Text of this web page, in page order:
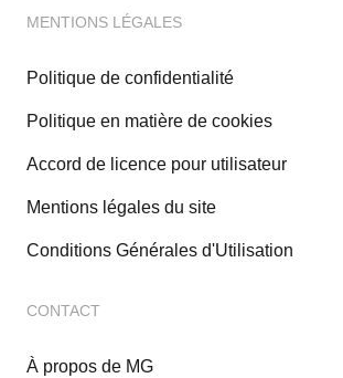
MENTIONS LÉGALES
Politique de confidentialité
Politique en matière de cookies
Accord de licence pour utilisateur
Mentions légales du site
Conditions Générales d'Utilisation
CONTACT
À propos de MG